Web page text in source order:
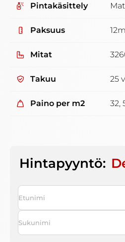
Pintakäsittely
Paksuus
Mitat
Takuu 25
Paino per m2 32,
Hintapyyntö:
Nimi
First